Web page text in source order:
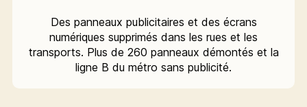
Des panneaux publicitaires et des écrans
numériques supprimés dans les rues et les
transports. Plus de 260 panneaux démontés et la
ligne B du métro sans publicité.